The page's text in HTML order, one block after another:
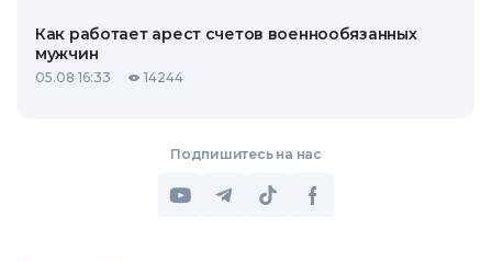
Как работает арест счетов военнообязанных
мужчин
05.08 16:33 14244
Подпишитесь на нас